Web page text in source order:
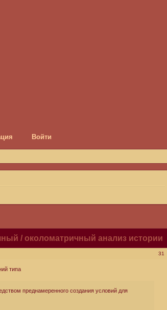
Войти
/ околоматричный анализ истории
31
типа
преднамеренного создания условий для